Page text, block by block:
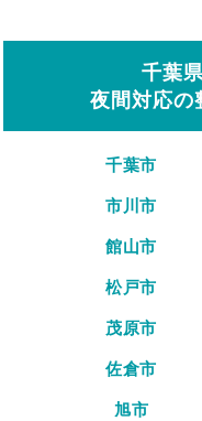
千葉
夜間対応の
千葉市
市川市
館山市
松戸市
茂原市
佐倉市
旭市